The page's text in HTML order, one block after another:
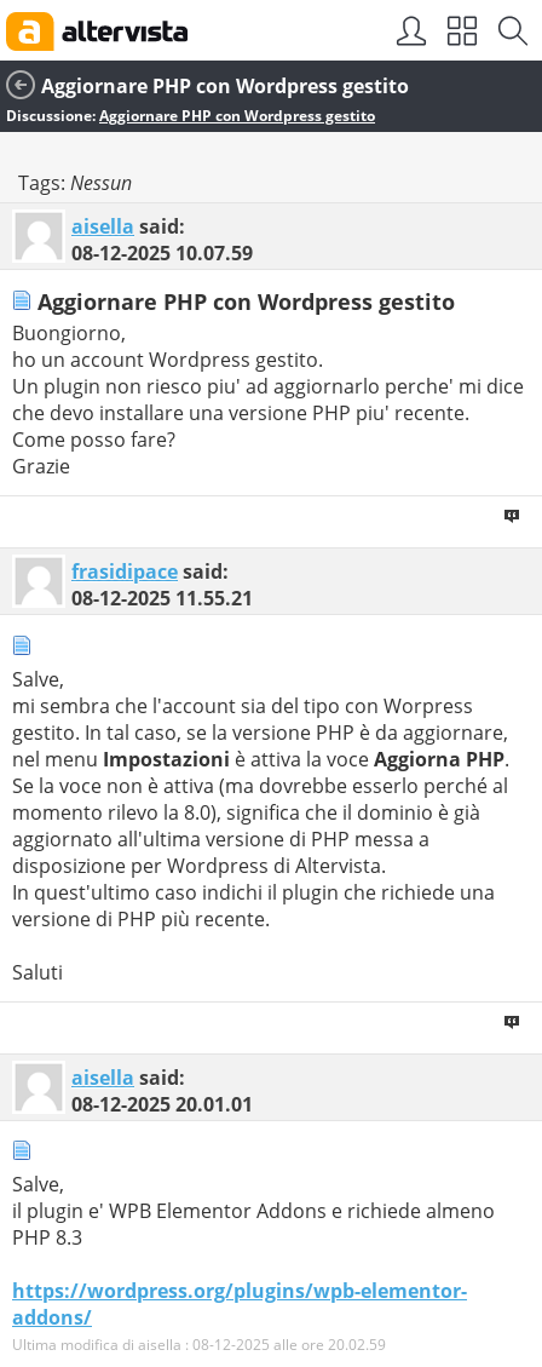
Aggiornare PHP con Wordpress gestito
Discussione:Aggiornare PHP con Wordpress gestito
Tags: Nessun
aisella said:
08-12-2025 10.07.59
Aggiornare PHP con Wordpress gestito
Buongiorno,
ho un account Wordpress gestito.
Un plugin non riesco piu' ad aggiornarlo perche' mi dice
che devo installare una versione PHP piu' recente.
Come posso fare?
Grazie
frasidipacesaid:
08-12-2025 11.55.21
Salve,
mi sembra che l'account sia del tipo con Worpress
gestito. In tal caso, se la versione PHP è da aggiornare,
nel menu Impostazioni è attiva la voceAggiorna PHP.
Se la voce non è attiva (ma dovrebbe esserlo perché al
momento rilevo la 8.0), significa che il dominio è già
aggiornato all'ultima versione di PHP messa a
disposizione per Wordpress di Altervista.
In quest'ultimo caso indichi il plugin che richiede una
versione di PHP più recente.
Saluti
aisella said:
08-12-202520.01.01
Salve,
il plugin e' WPB Elementor Addons e richiede almeno
PHP 8.3
https://wordpress.org/plugins/wpb-elementor-
addons/
Ultima modifica di aisella : 08-12-2025 alle ore 20.02.59